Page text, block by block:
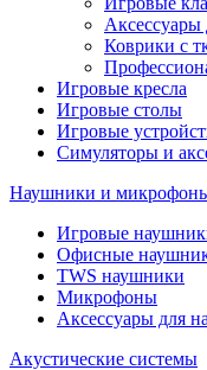
Аксессуары
Коврики с
Игровые кресла
Игровые столы
Игровые
Симуляторы и
Наушники и
Игровые
Офисные
TWS наушники
Микрофоны
Аксессуары для
Акустические системы